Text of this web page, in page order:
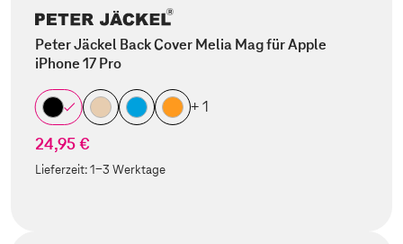
Peter Jäckel Back Cover Melia Mag für Apple
iPhone 17 Pro
+ 1
24,95 €
Lieferzeit:1-3 Werktage